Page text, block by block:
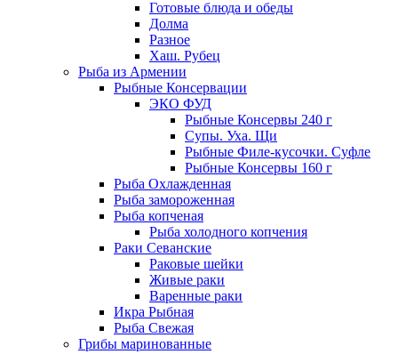
Готовые блюда и обеды
Долма
Разное
Хаш. Рубец
Рыба из Армении
Рыбные Консервации
ЭКО ФУД
Рыбные Консервы 240 г
Супы. Уха. Щи
Рыбные Филе-кусочки. Суфле
Рыбные Консервы 160 г
Рыба Охлажденная
Рыба замороженная
Рыба копченая
Рыба холодного копчения
Раки Севанские
Раковые шейки
Живые раки
Варенные раки
Икра Рыбная
Рыба Свежая
Грибы маринованные